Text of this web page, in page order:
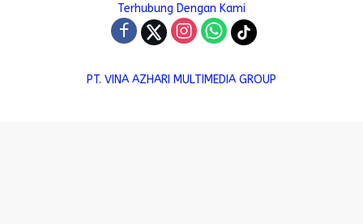
Terhubung Dengan Kami
PT. VINA AZHARI MULTIMEDIA GROUP